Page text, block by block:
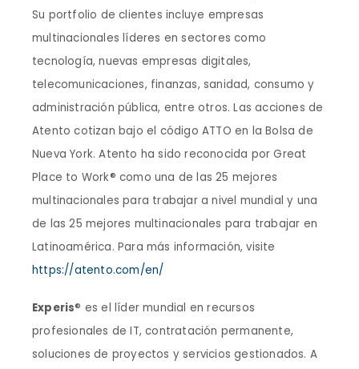
Su portfolio de clientes incluye empresas
multinacionales líderes en sectores como
tecnología, nuevas empresas digitales,
telecomunicaciones, finanzas, sanidad, consumo y
administración pública, entre otros. Las acciones de
Atento cotizan bajo el código ATTO en la Bolsa de
Nueva York. Atento ha sido reconocida por Great
Place to Work® como una de las 25 mejores
multinacionales para trabajar a nivel mundial y una
de las 25 mejores multinacionales para trabajar en
Latinoamérica. Para más información, visite
https://atento.com/en/
Experis® es el líder mundial en recursos
profesionales de IT, contratación permanente,
soluciones de proyectos y servicios gestionados. A